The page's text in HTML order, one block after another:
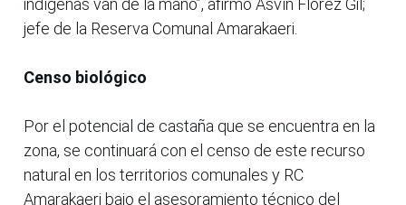
indígenas van de la mano”, afirmó Asvín Flórez Gil;
jefe de la Reserva Comunal Amarakaeri.
Censo biológico
Por el potencial de castaña que se encuentra en la
zona, se continuará con el censo de este recurso
natural en los territorios comunales y RC
Amarakaeri bajo el asesoramiento técnico del